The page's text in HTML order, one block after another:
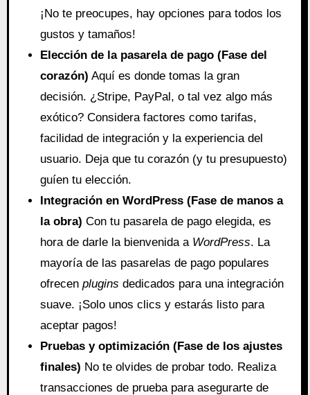
¡No te preocupes, hay opciones para todos los
gustos y tamaños!
Elección de la pasarela de pago (Fase del
corazón) Aquí es donde tomas la gran
decisión. ¿Stripe, PayPal, o tal vez algo más
exótico? Considera factores como tarifas,
facilidad de integración y la experiencia del
usuario. Deja que tu corazón (y tu presupuesto)
guíen tu elección.
Integración en WordPress (Fase de manos a
la obra) Con tu pasarela de pago elegida, es
hora de darle la bienvenida a WordPress. La
mayoría de las pasarelas de pago populares
ofrecenplugins dedicados para una integración
suave. ¡Solo unos clics y estarás listo para
aceptar pagos!
Pruebas y optimización (Fase de los ajustes
finales) No te olvides de probar todo. Realiza
transacciones de prueba para asegurarte de